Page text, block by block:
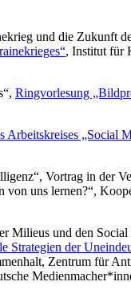
und die Zukunft
, Institut für
Ringvorlesung
Arbeitskreises „Social
Vortrag in der
uns lernen?“,
Milieus und den
Strategien der
Zentrum für